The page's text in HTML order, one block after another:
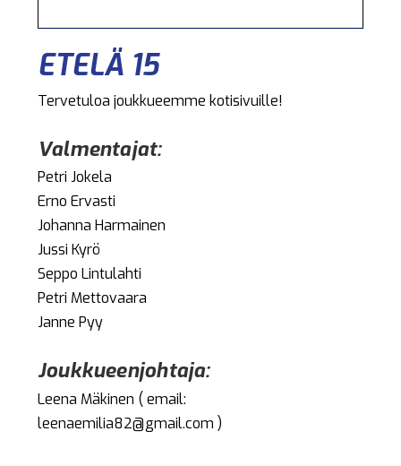
ETELÄ 15
Tervetuloa joukkueemme kotisivuille!
Valmentajat:
Petri Jokela
Erno Ervasti
Johanna Harmainen
Jussi Kyrö
Seppo Lintulahti
Petri Mettovaara
Janne Pyy
Joukkueenjohtaja:
Leena Mäkinen ( email:
leenaemilia82@gmail.com )